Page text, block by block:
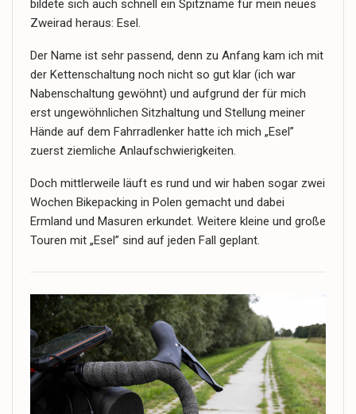
bildete sich auch schnell ein Spitzname für mein neues
Zweirad heraus: Esel.
Der Name ist sehr passend, denn zu Anfang kam ich mit
der Kettenschaltung noch nicht so gut klar (ich war
Nabenschaltung gewöhnt) und aufgrund der für mich
erst ungewöhnlichen Sitzhaltung und Stellung meiner
Hände auf dem Fahrradlenker hatte ich mich „Esel”
zuerst ziemliche Anlaufschwierigkeiten.
Doch mittlerweile läuft es rund und wir haben sogar zwei
Wochen Bikepacking in Polen gemacht und dabei
Ermland und Masuren erkundet. Weitere kleine und große
Touren mit „Esel” sind auf jeden Fall geplant.